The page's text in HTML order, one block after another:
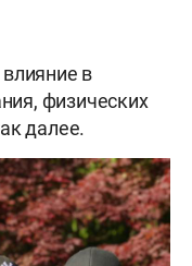
в
физических
далее.